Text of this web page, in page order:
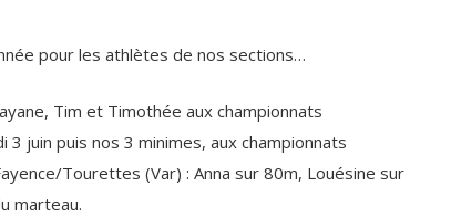
pour les athlètes de nos sections…
Tim et Timothée aux championnats
juin puis nos 3 minimes, aux championnats
Tourettes (Var) : Anna sur 80m, Louésine sur
marteau.